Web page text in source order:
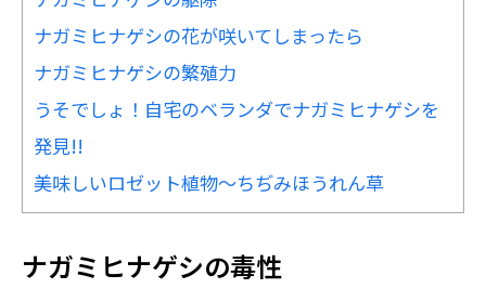
ナガミヒナゲシの花が咲いてしまったら
ナガミヒナゲシの繁殖力
うそでしょ！自宅のベランダでナガミヒナゲシを
発見!!
美味しいロゼット植物～ちぢみほうれん草
ナガミヒナゲシの毒性